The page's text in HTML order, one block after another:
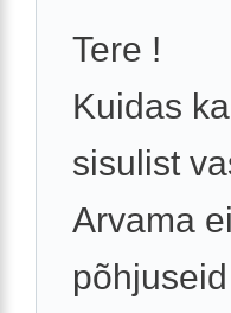
Tere !
Kuidas
sisulist
Arvama